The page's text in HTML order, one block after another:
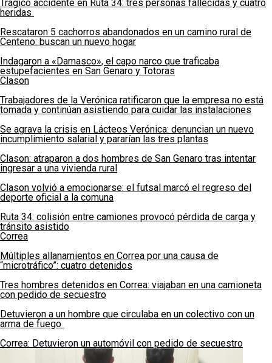
Trágico accidente en Ruta 34: tres personas fallecidas y cuatro
heridas
Rescataron 5 cachorros abandonados en un camino rural de
Centeno: buscan un nuevo hogar
Indagaron a «Damasco», el capo narco que traficaba
estupefacientes en San Genaro y Totoras
Clason
Trabajadores de la Verónica ratificaron que la empresa no está
tomada y continúan asistiendo para cuidar las instalaciones
Se agrava la crisis en Lácteos Verónica: denuncian un nuevo
incumplimiento salarial y pararían las tres plantas
Clason: atraparon a dos hombres de San Genaro tras intentar
ingresar a una vivienda rural
Clason volvió a emocionarse: el futsal marcó el regreso del
deporte oficial a la comuna
Ruta 34: colisión entre camiones provocó pérdida de carga y
tránsito asistido
Correa
Múltiples allanamientos en Correa por una causa de
“microtráfico”: cuatro detenidos
Tres hombres detenidos en Correa: viajaban en una camioneta
con pedido de secuestro
Detuvieron a un hombre que circulaba en un colectivo con un
arma de fuego
Correa: Detuvieron un automóvil con pedido de secuestro